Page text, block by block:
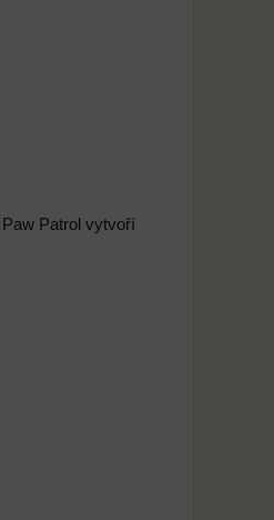
Patrol vytvoří